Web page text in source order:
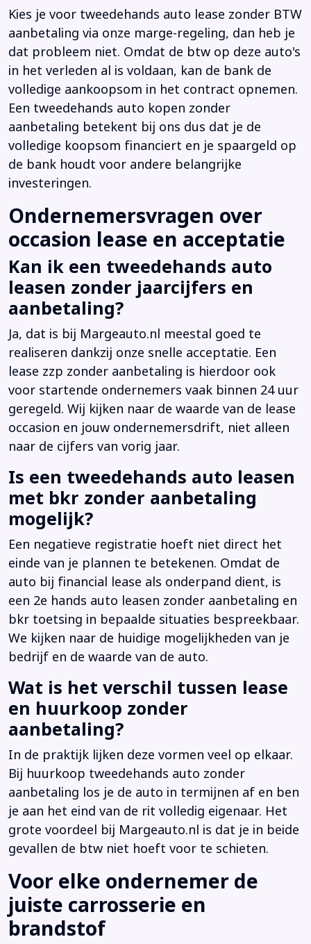
Kies je voor tweedehands auto lease zonder BTW
aanbetaling via onze marge-regeling, dan heb je
dat probleem niet. Omdat de btw op deze auto's
in het verleden al is voldaan, kan de bank de
volledige aankoopsom in het contract opnemen.
Een tweedehands auto kopen zonder
aanbetaling betekent bij ons dus dat je de
volledige koopsom financiert en je spaargeld op
de bank houdt voor andere belangrijke
investeringen.
Ondernemersvragen over
occasion lease en acceptatie
Kan ik een tweedehands auto
leasen zonder jaarcijfers en
aanbetaling?
Ja, dat is bij Margeauto.nl meestal goed te
realiseren dankzij onze snelle acceptatie. Een
lease zzp zonder aanbetaling is hierdoor ook
voor startende ondernemers vaak binnen 24 uur
geregeld. Wij kijken naar de waarde van de lease
occasion en jouw ondernemersdrift, niet alleen
naar de cijfers van vorig jaar.
Is een tweedehands auto leasen
met bkr zonder aanbetaling
mogelijk?
Een negatieve registratie hoeft niet direct het
einde van je plannen te betekenen. Omdat de
auto bij financial lease als onderpand dient, is
een 2e hands auto leasen zonder aanbetaling en
bkr toetsing in bepaalde situaties bespreekbaar.
We kijken naar de huidige mogelijkheden van je
bedrijf en de waarde van de auto.
Wat is het verschil tussen lease
en huurkoop zonder
aanbetaling?
In de praktijk lijken deze vormen veel op elkaar.
Bij huurkoop tweedehands auto zonder
aanbetaling los je de auto in termijnen af en ben
je aan het eind van de rit volledig eigenaar. Het
grote voordeel bij Margeauto.nl is dat je in beide
gevallen de btw niet hoeft voor te schieten.
Voor elke ondernemer de
juiste carrosserie en
brandstof